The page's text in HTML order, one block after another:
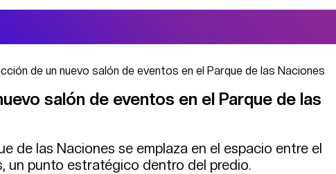
de un nuevo salón de eventos en el Parque de las Naciones
salón de eventos en el Parque de las
de las Naciones se emplaza en el espacio entre el
un punto estratégico dentro del predio.